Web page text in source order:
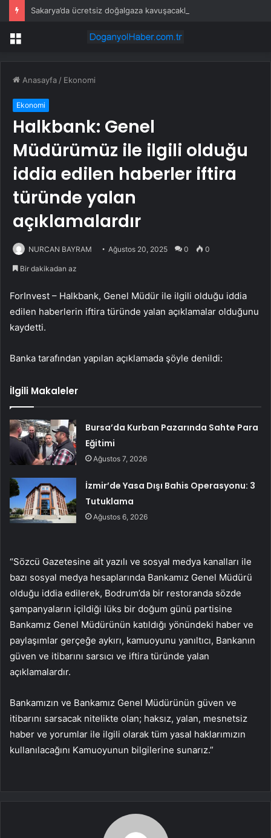
Sakarya’da ücretsiz doğalgaza kavuşacaklar
Menü
Anasayfa / Ekonomi
Ekonomi
Halkbank: Genel
Müdürümüz ile ilgili olduğu
iddia edilen haberler iftira
türünde yalan
açıklamalardır
NURCAN BAYRAM Ağustos 20, 2025 0 0
Bir dakikadan az
ForInvest – Halkbank, Genel Müdür ile ilgili olduğu iddia
edilen haberlerin iftira türünde yalan açıklamalar olduğunu
kaydetti.
Banka tarafından yapılan açıklamada şöyle denildi:
İlgili Makaleler
Bursa’da Kurban Pazarında Sahte Para
Eğitimi
Ağustos 7, 2026
İzmir’de Yasa Dışı Bahis Operasyonu: 3
Tutuklama
Ağustos 6, 2026
“Sözcü Gazetesine ait yazılı ve sosyal medya kanalları ile
bazı sosyal medya hesaplarında Bankamız Genel Müdürü
olduğu iddia edilerek, Bodrum’da bir restoranda sözde
şampanyaların içildiği lüks bir doğum günü partisine
Bankamız Genel Müdürünün katıldığı yönündeki haber ve
paylaşımlar gerçeğe aykırı, kamuoyunu yanıltıcı, Bankanın
güven ve itibarını sarsıcı ve iftira türünde yalan
açıklamalardır.
Bankamızın ve Bankamız Genel Müdürünün güven ve
itibarını sarsacak nitelikte olan; haksız, yalan, mesnetsiz
haber ve yorumlar ile ilgili olarak tüm yasal haklarımızın
kullanılacağını Kamuoyunun bilgilerine sunarız.”